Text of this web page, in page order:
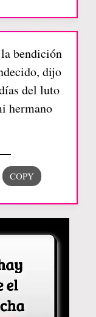
bendición
dijo
del luto
hermano